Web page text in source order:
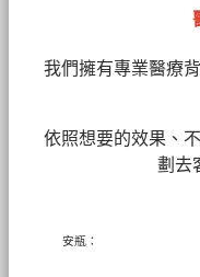
我們擁有專業醫療
依照想要的效果、
劃去
安瓶：